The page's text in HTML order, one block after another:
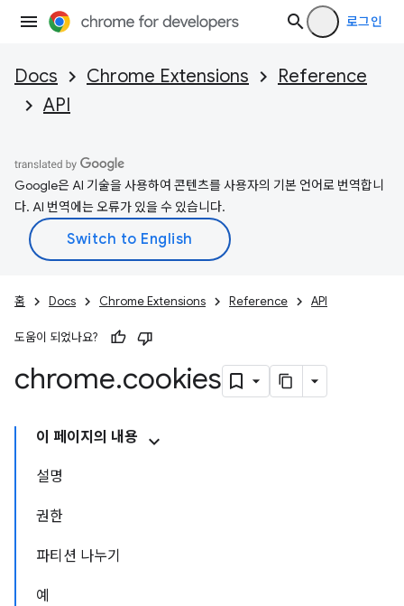
로그인
Docs Chrome Extensions
Reference
API
Google은 AI 기술을 사용하여 콘텐츠를 사용자의 기본 언어로 번역합니
다. AI 번역에는 오류가 있을 수 있습니다.
홈 Docs Chrome Extensions Reference API
도움이 되었나요?
chrome.cookies
이 페이지의 내용
설명
권한
파티션 나누기
예